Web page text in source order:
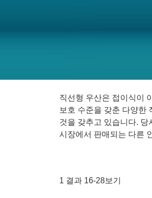
직선형 우산은 접이식이
보호 수준을 갖춘 다양한
것을 갖추고 있습니다. 당
시장에서 판매되는 다른
1 결과 16-28보기